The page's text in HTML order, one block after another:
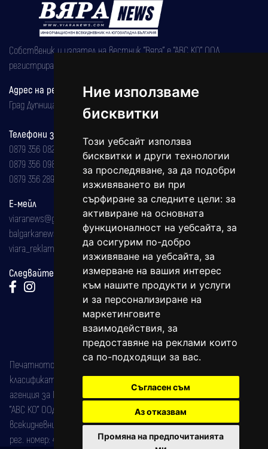
Ние използваме
бисквитки
Този уебсайт използва
бисквитки и други технологии
за проследяване, за да подобри
изживяването ви при
сърфиране за следните цели: за
активиране на основната
функционалност на уебсайта, за
да осигурим по-добро
изживяване на уебсайта, за
измерване на вашия интерес
към нашите продукти и услуги
и за персонализиране на
маркетинговите
взаимодействия, за
предоставяне на реклами които
са по-подходящи за вас.
Съгласен съм
Аз отказвам
Промяна на предпочитанията
Собственик и издател на вестник "Вяра" е "АВС КО" ООД,
регистрирана на 08.05.2002 година.
Адрес на редакцията
Град Дупница, ул.''Христо Ботев" 43
Телефони за реклама и абонаменти
0879 356 082
0879 356 098
0879 356 289
Е-мейл
viaranews@gmail.com
balgarkanews@gmail.com
viara_reklama@mail.bg
Следвайте ни:
Печатното издание на вестника е регистрирано в националния
класификатор на печатните издания (Българска национална
агенция за ISSN) под номер: ISSN 1312-4722.
"АВС КО" ООД е притежател на марката: Вяра информационен
всекидневник на югозападна България, със свидетелство за марка
рег. номер: 47857/11.05.2004 година.